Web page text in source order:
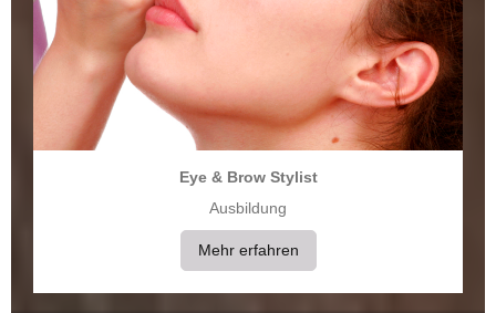
Eye & Brow Stylist
Ausbildung
Mehr erfahren